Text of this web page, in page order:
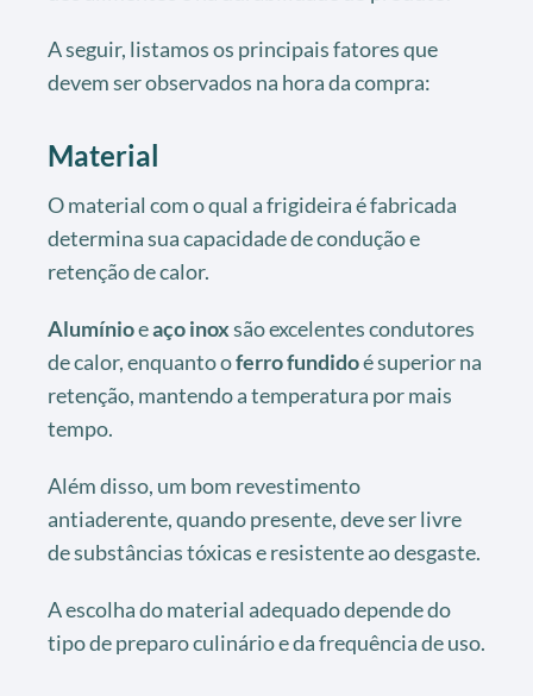
A seguir, listamos os principais fatores que
devem ser observados na hora da compra:
Material
O material com o qual a frigideira é fabricada
determina sua capacidade de condução e
retenção de calor.
Alumínioeaço inoxsão excelentes condutores
de calor, enquanto oferro fundidoé superior na
retenção, mantendo a temperatura por mais
tempo.
Além disso, um bom revestimento
antiaderente, quando presente, deve ser livre
de substâncias tóxicas e resistente ao desgaste.
A escolha do material adequado depende do
tipo de preparo culinário e da frequência de uso.